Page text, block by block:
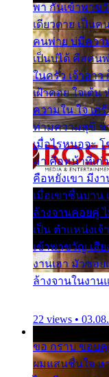
พา กันเข้าพาข
เดียวดาย เป็นค
คนพ่าย บ่มีความ
เป็นบ่ได้ คือคน
ในครัว เจ้าสาว
เฝ้าคอย ใจเต้น
ความใน ใจ เศ
ท่ามความสุขี ช่
เมื่อไรหนอจะ
มา คือหน้าที่เก่
คือหยังเขา มีง
เมื่อเขาชื่นบาน
ล้างจานคอยคู่
เป็น ตำแหน่งเ
เข้าพาขวัญ เสี
งานเฮา มัวซอ
ล้างจานในงาน
22 views •
ขอ กราบ ขอบ
ผมแสนชื่นใจ หา